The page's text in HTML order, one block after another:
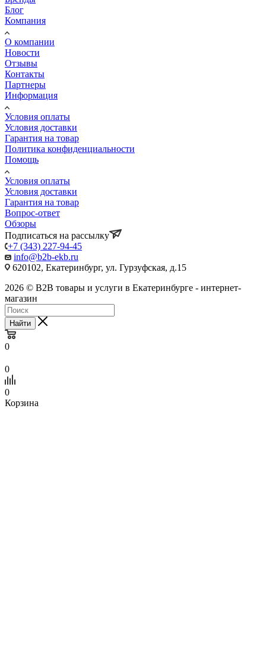
Блог
Компания
О компании
Новости
Отзывы
Контакты
Партнеры
Информация
Условия оплаты
Условия доставки
Гарантия на товар
Политика конфиденциальности
Помощь
Условия оплаты
Условия доставки
Гарантия на товар
Вопрос-ответ
Обзоры
Подписаться на рассылку
+7 (343) 227-94-45
info@b2b-ekb.ru
620102, Екатеринбург, ул. Гурзуфская, д.15
2026 © B2B товары и услуги в Екатеринбурге - интернет-
магазин
Найти
0
0
0
Корзина